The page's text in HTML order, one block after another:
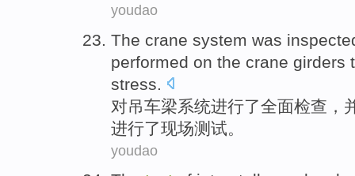
youdao
The crane system was
performed on the crane girders
stress
对吊车梁系统进行了全面检查 ，
进行了现场测试 。
youdao